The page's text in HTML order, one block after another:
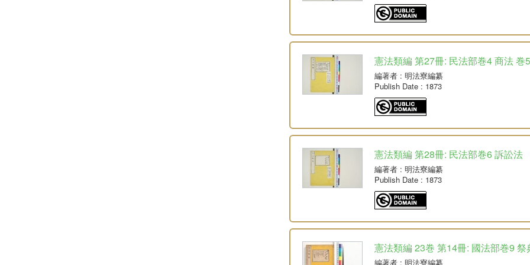
憲法類編 第27冊: 民法部巻4 商法 巻
編著者: 明法寮編纂
Publish Date: 1873
憲法類編 第28冊: 民法部巻6 訴訟法
編著者: 明法寮編纂
Publish Date: 1873
憲法類編 23巻 第14冊: 國法部巻9 祭
編著者: 明法寮編纂